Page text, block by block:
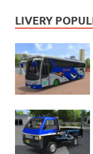
LIVERY